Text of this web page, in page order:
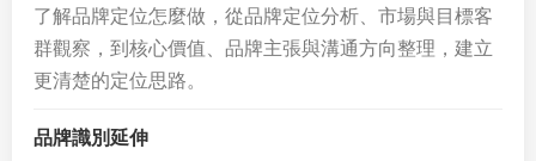
了解品牌定位怎麼做，從品牌定位分析、市場與目標客
群觀察，到核心價值、品牌主張與溝通方向整理，建立
更清楚的定位思路。
品牌識別延伸